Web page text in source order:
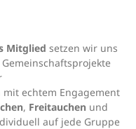
Mitglied setzen wir uns
echtem Engagement
, Freitauchen und
auf jede Gruppe